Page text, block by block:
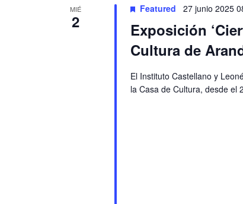
MIÉ
2
Featured 27 junio 2025
Exposición
Cultura de
El Instituto Castellano y
la Casa de Cultura, desde